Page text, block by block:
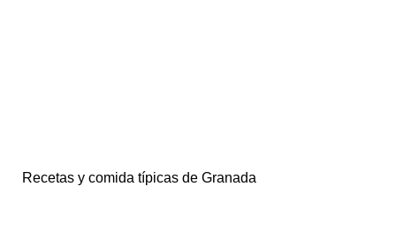
Recetas y comida típicas de Granada